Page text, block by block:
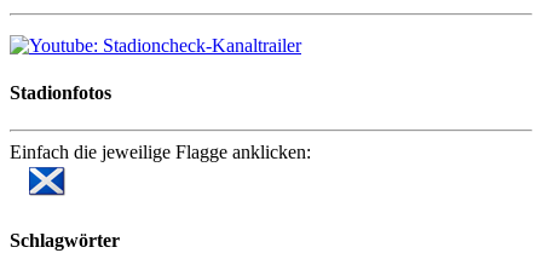
Stadionfotos
Einfach die jeweilige Flagge anklicken:
Schlagwörter